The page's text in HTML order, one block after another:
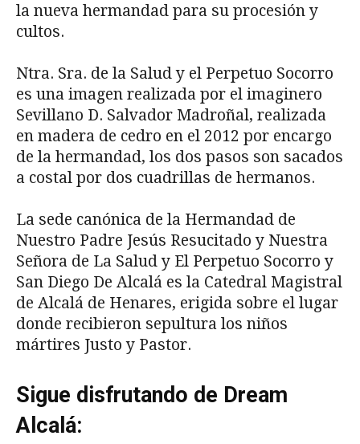
la nueva hermandad para su procesión y
cultos.
Ntra. Sra. de la Salud y el Perpetuo Socorro
es una imagen realizada por el imaginero
Sevillano D. Salvador Madroñal, realizada
en madera de cedro en el 2012 por encargo
de la hermandad, los dos pasos son sacados
a costal por dos cuadrillas de hermanos.
La sede canónica de la Hermandad de
Nuestro Padre Jesús Resucitado y Nuestra
Señora de La Salud y El Perpetuo Socorro y
San Diego De Alcalá es la Catedral Magistral
de Alcalá de Henares, erigida sobre el lugar
donde recibieron sepultura los niños
mártires Justo y Pastor.
Sigue disfrutando de Dream
Alcalá: